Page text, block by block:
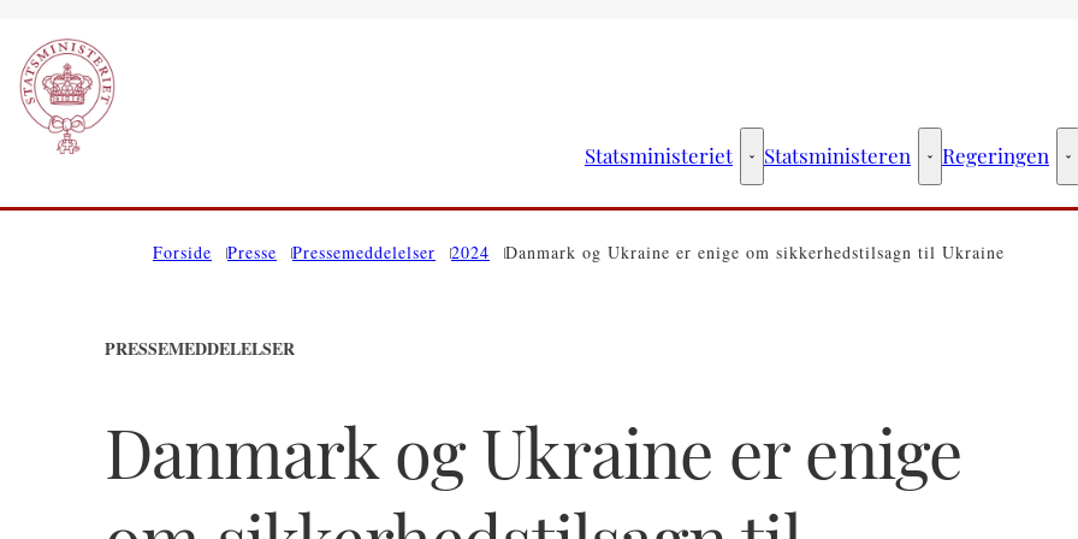
Statsministeriet Statsministeriet - Flere links
Statsministeren Statsministeren -
Regeringen
Forside Presse Pressemeddelelser 2024 Danmark og Ukraine er enige om sikkerhedstilsagn til Ukraine
PRESSEMEDDELELSER
Danmark og Ukraine er enige